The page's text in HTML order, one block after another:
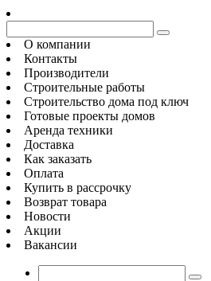
О компании
Контакты
Производители
Строительные работы
Строительство дома под ключ
Готовые проекты домов
Аренда техники
Доставка
Как заказать
Оплата
Купить в рассрочку
Возврат товара
Новости
Акции
Вакансии